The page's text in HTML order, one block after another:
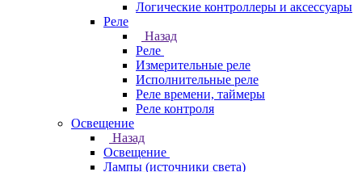
Логические контроллеры и аксессуары
Реле
Назад
Реле
Измерительные реле
Исполнительные реле
Реле времени, таймеры
Реле контроля
Освещение
Назад
Освещение
Лампы (источники света)